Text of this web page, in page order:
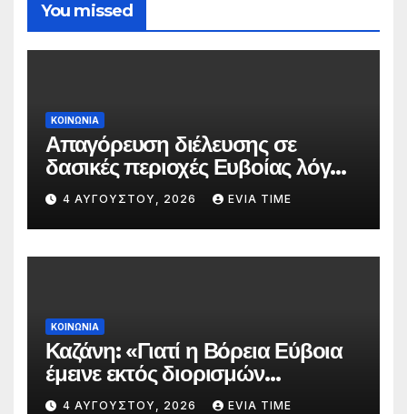
You missed
ΚΟΙΝΩΝΙΑ
Απαγόρευση διέλευσης σε
δασικές περιοχές Ευβοίας λόγω
πολύ υψηλού κινδύνου
πυρκαγιάς
4 ΑΥΓΟΎΣΤΟΥ, 2026 EVIA TIME
ΚΟΙΝΩΝΙΑ
Καζάνη: «Γιατί η Βόρεια Εύβοια
έμεινε εκτός διορισμών
δασκάλων;»
4 ΑΥΓΟΎΣΤΟΥ, 2026 EVIA TIME